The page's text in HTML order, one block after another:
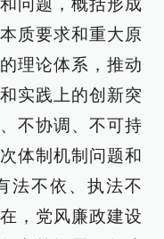
问题，概括形成
质要求和重大原
理论体系，推动
实践上的创新突
不协调、不可持
体制机制问题和
法不依、执法不
，党风廉政建设